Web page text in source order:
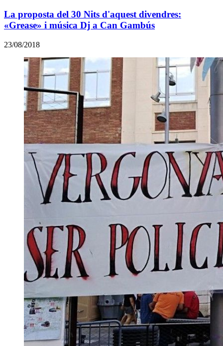
La proposta del 30 Nits d'aquest divendres:
«Grease» i música Dj a Can Gambús
23/08/2018